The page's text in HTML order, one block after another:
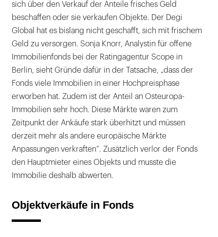
sich über den Verkauf der Anteile frisches Geld
beschaffen oder sie verkaufen Objekte. Der Degi
Global hat es bislang nicht geschafft, sich mit frischem
Geld zu versorgen. Sonja Knorr, Analystin für offene
Immobilienfonds bei der Ratingagentur Scope in
Berlin, sieht Gründe dafür in der Tatsache, „dass der
Fonds viele Immobilien in einer Hochpreisphase
erworben hat. Zudem ist der Anteil an Osteuropa-
Immobilien sehr hoch. Diese Märkte waren zum
Zeitpunkt der Ankäufe stark überhitzt und müssen
derzeit mehr als andere europäische Märkte
Anpassungen verkraften“. Zusätzlich verlor der Fonds
den Hauptmieter eines Objekts und musste die
Immobilie deshalb abwerten.
Objektverkäufe in Fonds